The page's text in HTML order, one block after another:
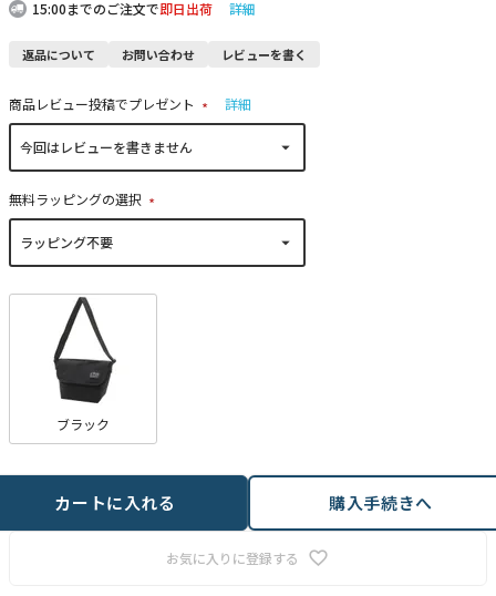
15:00までのご注文で即日出荷 詳細
返品について お問い合わせ レビューを書く
商品レビュー投稿でプレゼント
(
詳細
無料ラッピングの選択
(
ブラック
お気に入りに登録する
カートに入れる 購入手続きへ